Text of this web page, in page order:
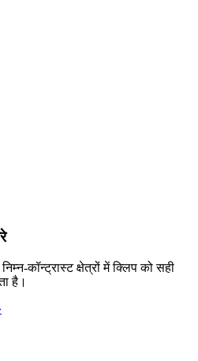
कॉन्ट्रास्ट क्षेत्रों में क्लिप को सही
है।